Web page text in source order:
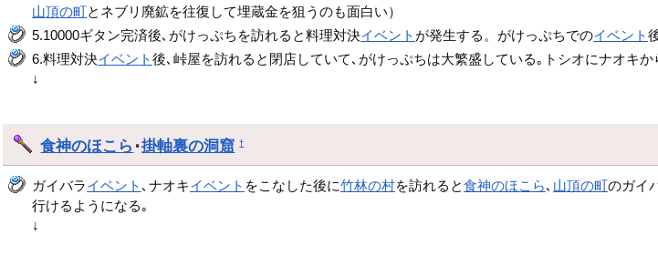
山頂の町とネブリ廃鉱を往復して埋蔵金を狙うのも面白い）
5.10000ギタン完済後､がけっぷちを訪れると料理対決イベント が発生する。がけっぷちでのイベント
6.料理対決イベント後､峠屋を訪れると閉店していて､がけっぷちは大繁盛している｡トシオにナオキ
↓
食神のほこら ･掛軸裏の洞窟 †
ガイバライベント ､ナオキイベント をこなした後に竹林の村を訪れると食神のほこら､ 山頂の町のガイ
行けるようになる｡
↓